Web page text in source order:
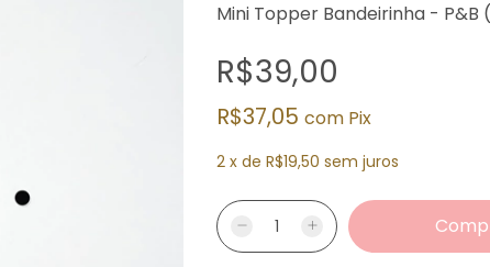
Mini Topper Bandeirinha - P&B
R$39,00
R$37,05 com Pix
2 x de R$19,50 sem juros